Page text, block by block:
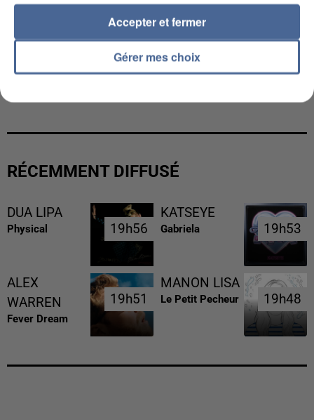
RÉCEMMENT DIFFUSÉ
DUA LIPA
Physical 19h56
19h56
KATSEYE
Gabriela 19h53
19h53
ALEX
WARREN
Fever Dream
19h51
19h51
MANON LISA
Le Petit Pecheur 19h48
19h48
Gérer mes choix
Accepter et fermer